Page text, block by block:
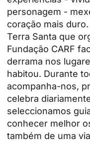
personagem -
coração mais duro.
Terra Santa que
Fundação CARF
derrama nos
habitou. Durante
acompanha-nos,
celebra
seleccionamos
conhecer melhor
também de uma